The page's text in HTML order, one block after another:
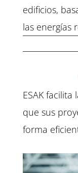
edificios,
las energías
ESAK
que sus
forma